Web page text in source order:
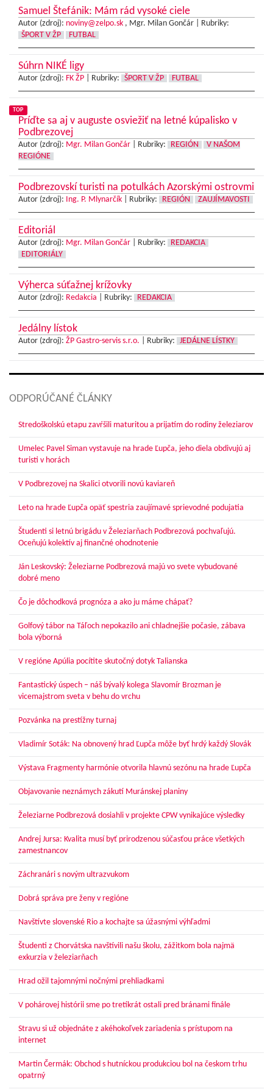
Samuel Štefánik: Mám rád vysoké ciele
Autor (zdroj): noviny@zelpo.sk , Mgr. Milan Gončár |
Rubriky:
ŠPORT V ŽP
FUTBAL
Súhrn NIKÉ ligy
Autor (zdroj): FK ŽP Rubriky: ŠPORT V ŽP FUTBAL
TOP
Príďte sa aj v auguste osviežiť na letné kúpalisko v
Podbrezovej
Autor (zdroj): Mgr. Milan Gončár Rubriky: REGIÓN
V NAŠOM
REGIÓNE
Podbrezovskí turisti na potulkách Azorskými ostrovmi
Autor (zdroj): Ing. P. Mlynarčík Rubriky: REGIÓN ZAUJÍMAVOSTI
Editoriál
Autor (zdroj): Mgr. Milan Gončár Rubriky:
REDAKCIA
EDITORIÁLY
Výherca súťažnej krížovky
Autor (zdroj): Redakcia Rubriky: REDAKCIA
Jedálny lístok
Autor (zdroj): ŽP Gastro-servis s.r.o. Rubriky: JEDÁLNE LÍSTKY
ODPORÚČANÉ ČLÁNKY
Stredoškolskú etapu zavŕšili maturitou a prijatím do rodiny železiarov
Umelec Pavel Siman vystavuje na hrade Ľupča, jeho diela obdivujú aj
turisti v horách
V Podbrezovej na Skalici otvorili novú kaviareň
Leto na hrade Ľupča opäť spestria zaujímavé sprievodné podujatia
Študenti si letnú brigádu v Železiarňach Podbrezová pochvaľujú.
Oceňujú kolektív aj finančné ohodnotenie
Ján Leskovský: Železiarne Podbrezová majú vo svete vybudované
dobré meno
Čo je dôchodková prognóza a ako ju máme chápať?
Golfový tábor na Táľoch nepokazilo ani chladnejšie počasie, zábava
bola výborná
V regióne Apúlia pocítite skutočný dotyk Talianska
Fantastický úspech – náš bývalý kolega Slavomír Brozman je
vicemajstrom sveta v behu do vrchu
Pozvánka na prestížny turnaj
Vladimír Soták: Na obnovený hrad Ľupča môže byť hrdý každý Slovák
Výstava Fragmenty harmónie otvorila hlavnú sezónu na hrade Ľupča
Objavovanie neznámych zákutí Muránskej planiny
Železiarne Podbrezová dosiahli v projekte CPW vynikajúce výsledky
Andrej Jursa: Kvalita musí byť prirodzenou súčasťou práce všetkých
zamestnancov
Záchranári s novým ultrazvukom
Dobrá správa pre ženy v regióne
Navštívte slovenské Rio a kochajte sa úžasnými výhľadmi
Študenti z Chorvátska navštívili našu školu, zážitkom bola najmä
exkurzia v železiarňach
Hrad ožil tajomnými nočnými prehliadkami
V pohárovej histórii sme po tretíkrát ostali pred bránami finále
Stravu si už objednáte z akéhokoľvek zariadenia s prístupom na
internet
Martin Čermák: Obchod s hutníckou produkciou bol na českom trhu
opatrný